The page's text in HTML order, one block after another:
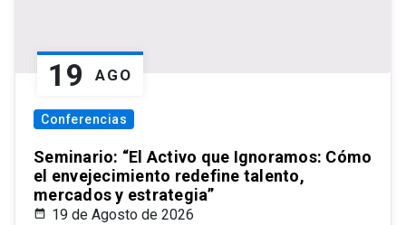
19 AGO
Conferencias
Seminario: “El Activo que Ignoramos: Cómo
el envejecimiento redefine talento,
mercados y estrategia”
19 de Agosto de 2026